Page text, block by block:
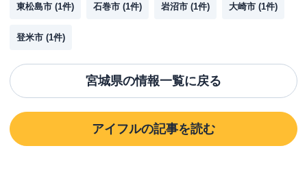
東松島市 (1件) 石巻市 (1件) 岩沼市 (1件) 大崎市 (1件)
登米市 (1件)
宮城県の情報一覧に戻る
アイフルの記事を読む